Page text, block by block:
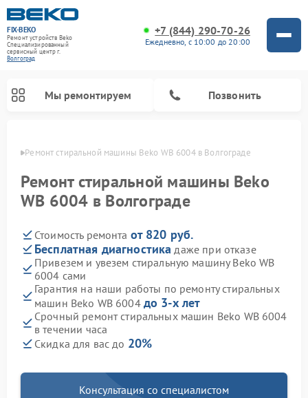
FIX-BEKO
Ремонт устройств Beko
Специализированный
cервисный центр г.
Волгоград
+7 (844) 290-70-26
Ежедневно, с 10:00 до 20:00
Мы ремонтируем Позвонить
Ремонт стиральной машины Beko WB 6004 в Волгограде
Ремонт стиральной машины Beko
WB 6004 в Волгограде
Стоимость ремонта от 820 руб.
Бесплатная диагностика даже при отказе
Привезем и увезем стиральную машину Beko WB
6004 сами
Гарантия на наши работы по ремонту стиральных
машин Beko WB 6004 до 3-х лет
Срочный ремонт стиральных машин Beko WB 6004
в течении часа
Скидка для вас до 20%
Консультация со специалистом